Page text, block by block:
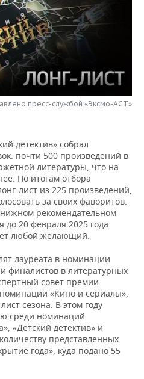
пресс-службой «Эксмо-АСТ»
детектив» собрал
почти 500 произведений в
литературы, что на
По итогам отбора
лист из 225 произведений,
за своих фаворитов.
рекомендательном
до 20 февраля 2025 года.
любой желающий.
лауреата в номинации
финалистов в литературных
совет премии
«Кино и сериалы»,
сезона. В этом году
среди номинаций
«Детский детектив» и
представленных
года», куда подано 55